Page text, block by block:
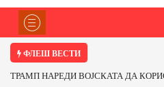
ФЛЕШ ВЕСТИ
ТРАМП НАРЕДИ ВОЈСКАТА ДА